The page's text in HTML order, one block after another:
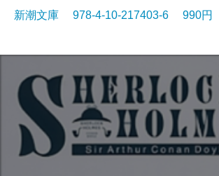
新潮文庫 978-4-10-217403-6 990円